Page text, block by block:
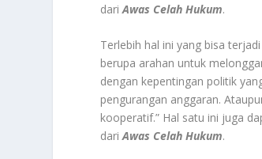
dariAwas Celah Hukum.
Terlebih hal ini yang bisa
berupa arahan untuk
dengan kepentingan politik
pengurangan anggaran.
kooperatif.” Hal satu ini juga
dariAwas Celah Hukum.